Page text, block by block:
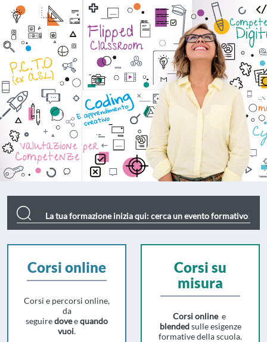
Deascuola Formazione
Corsi online
Corsi e percorsi online,
da
seguiredoveequando
vuoi.
Corsi su
misura
Corsi online e
blendedsulle esigenze
formative della scuola.